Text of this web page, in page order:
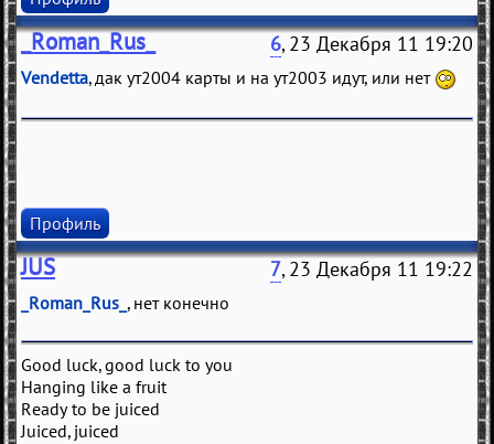
_Roman_Rus_ 6, 23 Декабря 11 19:20
Vendetta, дак ут2004 карты и на ут2003 идут, или нет
Профиль
JUS 7, 23 Декабря 11 19:22
_Roman_Rus_ , нет конечно
Good luck, good luck to you
Hanging like a fruit
Ready to be juiced
Juiced, juiced